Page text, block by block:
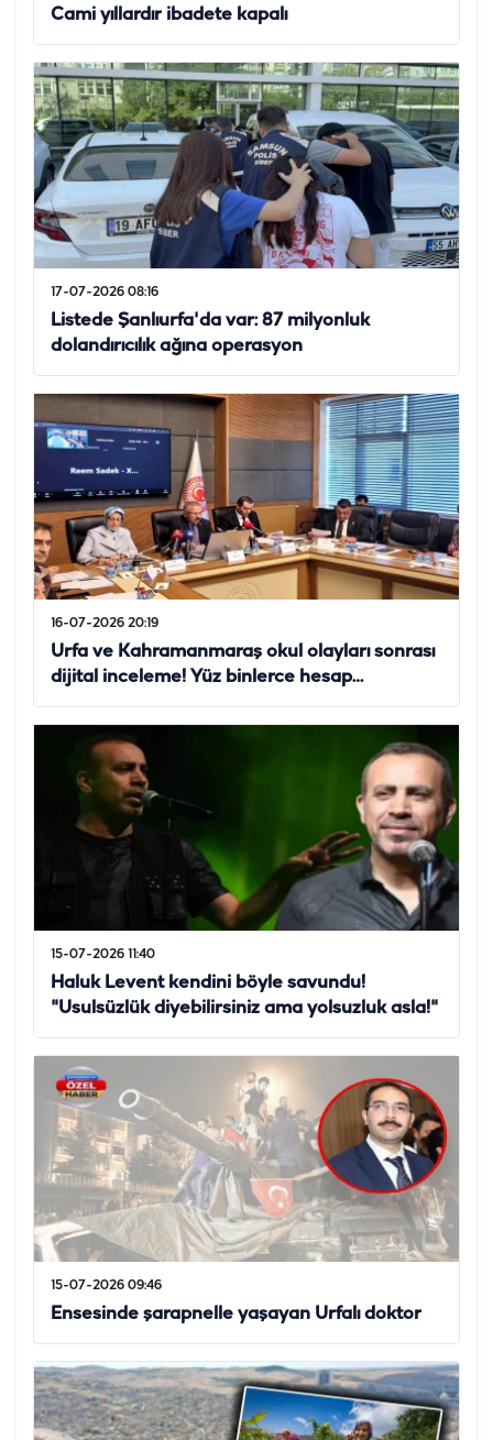
Cami yıllardır ibadete kapalı
17-07-2026 08:16
Listede Şanlıurfa'da var: 87 milyonluk
dolandırıcılık ağına operasyon
16-07-2026 20:19
Urfa ve Kahramanmaraş okul olayları sonrası
dijital inceleme! Yüz binlerce hesap…
15-07-2026 11:40
Haluk Levent kendini böyle savundu!
"Usulsüzlük diyebilirsiniz ama yolsuzluk asla!"
15-07-2026 09:46
Ensesinde şarapnelle yaşayan Urfalı doktor